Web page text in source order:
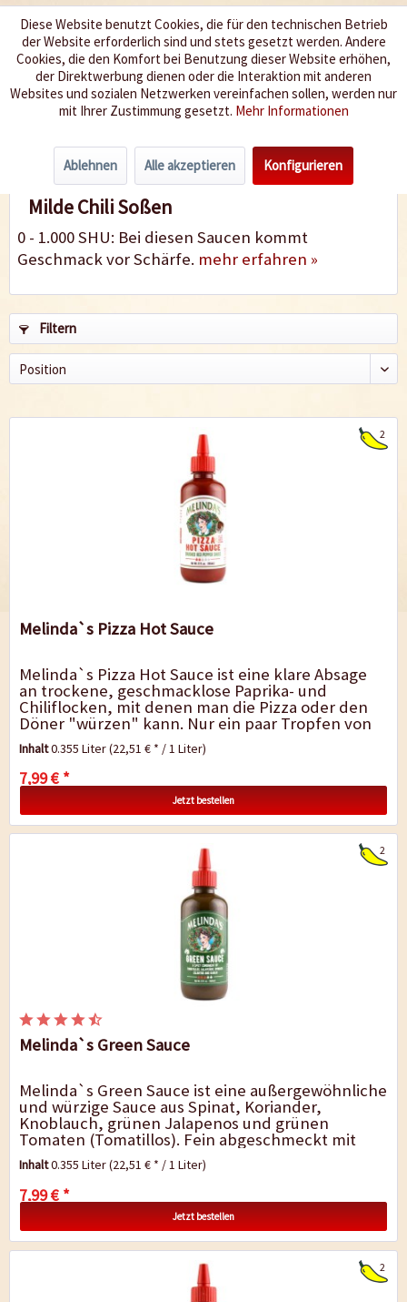
Wir würzen Ihr Leben
Menü
Mild 0-2
Milde Chili Soßen
0 - 1.000 SHU: Bei diesen Saucen kommt
Geschmack vor Schärfe. mehr erfahren »
Filtern
2
Melinda`s Pizza Hot Sauce
Melinda`s Pizza Hot Sauce ist eine klare Absage
an trockene, geschmacklose Paprika- und
Chiliflocken, mit denen man die Pizza oder den
Döner "würzen" kann. Nur ein paar Tropfen von
dieser genial gemischten Sauce reichen zum...
Inhalt0.355 Liter(22,51 € * / 1 Liter)
7,99 € *
Jetzt bestellen
2
Melinda`s Green Sauce
Melinda`s Green Sauce ist eine außergewöhnliche
und würzige Sauce aus Spinat, Koriander,
Knoblauch, grünen Jalapenos und grünen
Tomaten (Tomatillos). Fein abgeschmeckt mit
Limettensaft und einem Hauch...
Inhalt0.355 Liter(22,51 € * / 1 Liter)
7,99 € *
Jetzt bestellen
2
Diese Website benutzt Cookies, die für den technischen Betrieb
der Website erforderlich sind und stets gesetzt werden. Andere
Cookies, die den Komfort bei Benutzung dieser Website erhöhen,
der Direktwerbung dienen oder die Interaktion mit anderen
Websites und sozialen Netzwerken vereinfachen sollen, werden nur
mit Ihrer Zustimmung gesetzt. Mehr Informationen
Ablehnen Alle akzeptieren Konfigurieren